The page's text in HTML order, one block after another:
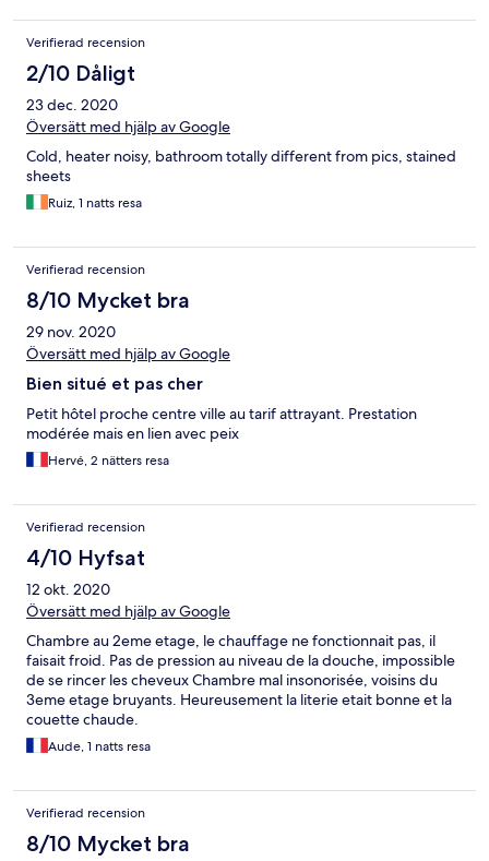
Verifierad recension
2/10 Dåligt
23 dec. 2020
Översätt med hjälp av Google
Cold, heater noisy, bathroom totally different from pics, stained
sheets
Ruiz, 1 natts resa
Verifierad recension
8/10 Mycket bra
29 nov. 2020
Översätt med hjälp av Google
Bien situé et pas cher
Petit hôtel proche centre ville au tarif attrayant. Prestation
modérée mais en lien avec peix
Hervé, 2 nätters resa
Verifierad recension
4/10 Hyfsat
12 okt. 2020
Översätt med hjälp av Google
Chambre au 2eme etage, le chauffage ne fonctionnait pas, il
faisait froid. Pas de pression au niveau de la douche, impossible
de se rincer les cheveux Chambre mal insonorisée, voisins du
3eme etage bruyants. Heureusement la literie etait bonne et la
couette chaude.
Aude, 1 natts resa
Verifierad recension
8/10 Mycket bra